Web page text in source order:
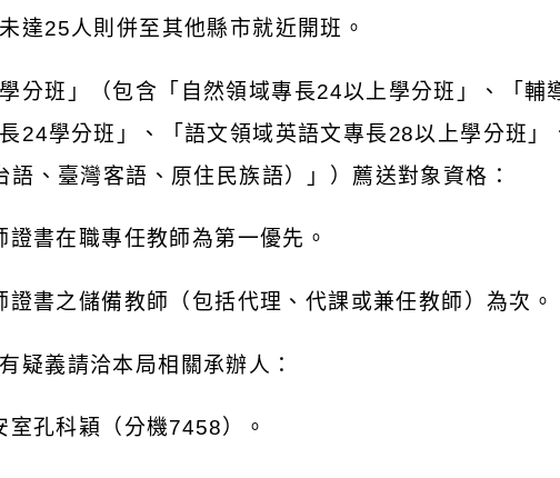
達25人則併至其他縣市就近開班。
分班」（包含「自然領域專長24以上學分班」、「輔
24學分班」、「語文領域英語文專長28以上學分班」
、臺灣客語、原住民族語）」）薦送對象資格：
書在職專任教師為第一優先。
證書之儲備教師（包括代理、代課或兼任教師）為次。
疑義請洽本局相關承辦人：
室孔科穎（分機7458）。